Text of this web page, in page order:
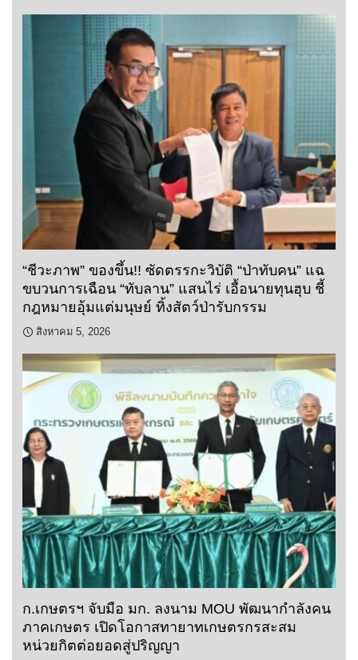
“ชีวะภาพ” ของขึ้น!! ซัดตรรกะวิบัติ “ป่าทับคน” แฉ
ขบวนการเฉือน “ทับลาน” แสนไร่ เอื้อนายทุนฮุบ ชี้
กฎหมายอุ้มแต่มนุษย์ ทิ้งสัตว์ป่ารับกรรม
สิงหาคม 5, 2026
ก.เกษตรฯ จับมือ มก. ลงนาม MOU พัฒนากำลังคน
ภาคเกษตร เปิดโอกาสทายาทเกษตรกรสะสม
หน่วยกิตต่อยอดสู่ปริญญา